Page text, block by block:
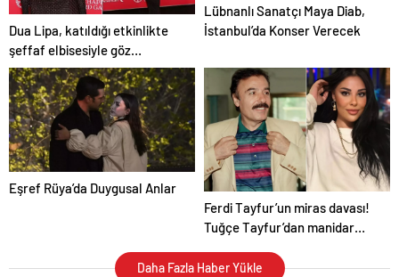
Dua Lipa, katıldığı etkinlikte
şeffaf elbisesiyle göz
kamaştırdı
Lübnanlı Sanatçı Maya Diab,
İstanbul’da Konser Verecek
Eşref Rüya’da Duygusal Anlar
Ferdi Tayfur’un miras davası!
Tuğçe Tayfur’dan manidar
Daha Fazla Haber Yükle